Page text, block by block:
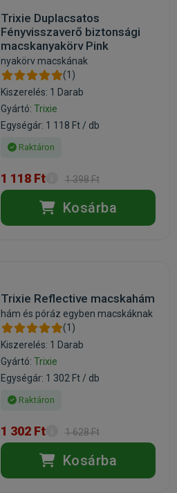
Trixie Duplacsatos
Fényvisszaverő biztonsági
macskanyakörv Pink
nyakörv macskának
(1)
Kiszerelés: 1 Darab
Gyártó: Trixie
Egységár: 1 118 Ft / db
Raktáron
1 118 Ft 1 398 Ft
Kosárba
Trixie Reflective macskahám
hám és póráz egyben macskáknak
(1)
Kiszerelés: 1 Darab
Gyártó: Trixie
Egységár: 1 302 Ft / db
Raktáron
1 302 Ft 1 628 Ft
Kosárba